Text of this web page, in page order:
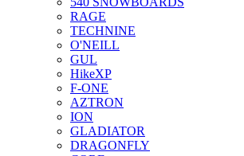
RAGE
TECHNINE
O'NEILL
GUL
HikeXP
F-ONE
AZTRON
ION
GLADIATOR
DRAGONFLY